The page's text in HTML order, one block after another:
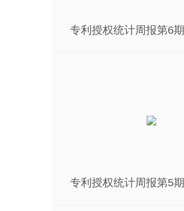
专利授权统计周报第6期
专利授权统计周报第5期